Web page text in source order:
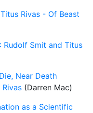
Rivas - Of Beast
Rudolf Smit and Titus
Near Death
(Darren Mac)
as a Scientific